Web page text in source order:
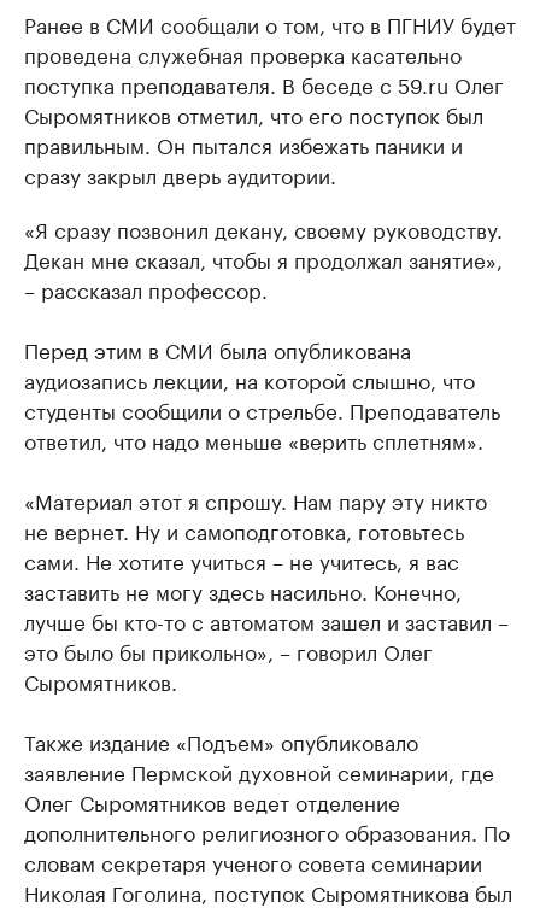
Ранее в СМИ сообщали о том, что в ПГНИУ будет
проведена служебная проверка касательно
поступка преподавателя. В беседе с 59.ru Олег
Сыромятников отметил, что его поступок был
правильным. Он пытался избежать паники и
сразу закрыл дверь аудитории.
«Я сразу позвонил декану, своему руководству.
Декан мне сказал, чтобы я продолжал занятие»,
– рассказал профессор.
Перед этим в СМИ была опубликована
аудиозапись лекции, на которой слышно, что
студенты сообщили о стрельбе. Преподаватель
ответил, что надо меньше «верить сплетням».
«Материал этот я спрошу. Нам пару эту никто
не вернет. Ну и самоподготовка, готовьтесь
сами. Не хотите учиться – не учитесь, я вас
заставить не могу здесь насильно. Конечно,
лучше бы кто-то с автоматом зашел и заставил –
это было бы прикольно», – говорил Олег
Сыромятников.
Также издание «Подъем» опубликовало
заявление Пермской духовной семинарии, где
Олег Сыромятников ведет отделение
дополнительного религиозного образования. По
словам секретаря ученого совета семинарии
Николая Гоголина, поступок Сыромятникова был